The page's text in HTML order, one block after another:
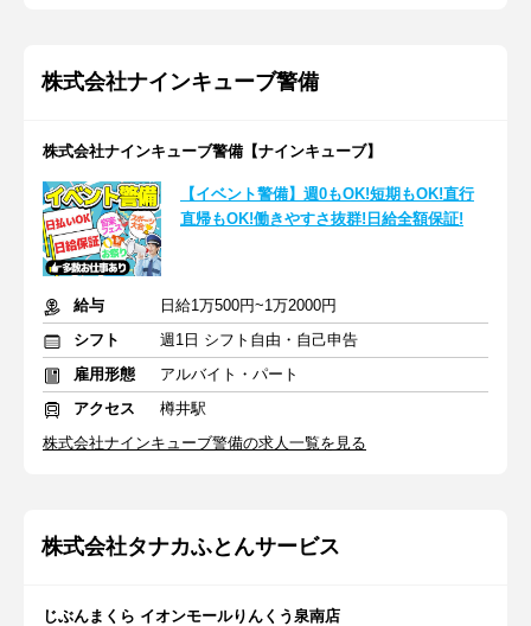
株式会社ナインキューブ警備
株式会社ナインキューブ警備【ナインキューブ】
【イベント警備】週0もOK!短期もOK!直行
直帰もOK!働きやすさ抜群!日給全額保証!
給与
日給1万500円~1万2000円
シフト
週1日 シフト自由・自己申告
雇用形態
アルバイト・パート
アクセス
樽井駅
株式会社ナインキューブ警備の求人一覧を見る
株式会社タナカふとんサービス
じぶんまくら イオンモールりんくう泉南店